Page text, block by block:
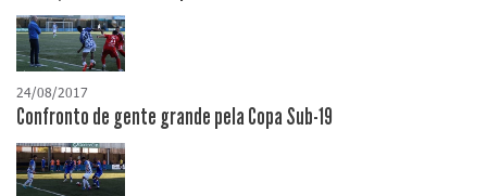
24/08/2017
Confronto de gente grande pela Copa Sub-19